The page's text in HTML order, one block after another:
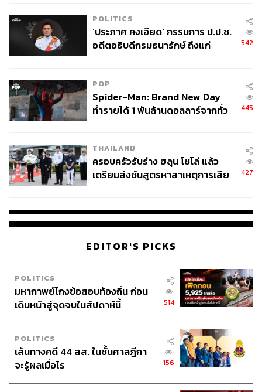
ปัญหาการทุจริต ขณะที่การเปิดตัวเพลงใหม่
เป็นความพยายามในการสื่อสารถึงเหตุผลในการอยู่ต่อ-ขอ
เวลา เพลงดังกล่าวยังเป็นครั้งแรกที่นายกฯ เขียนถึงคนร้าย
มาการันตีนายกฯ ประยุทธ์แล้วหลายคน ทั้งรองนายกฯ สมคิด
ที่มีข่าวว่าจะเป็นผู้นำพรรคนอมินีทหารในอนาคต ทั้ง ไพบูลย์
ยกฯ คนต่อไปเป็น พล.อ. ​ประยุทธ์ แต่ไม่มีเสียงการันตีใดจะดัง
และทรงพลังไปกว่า พล.อ. เปรม ที่กลับมาเป็นกองหนุน เพื่อน
และผู้สนับสนุนให้กับ พล.อ.​ ประยุทธ์
POLITICS
‘ประภาศ คงเอียด’ กรรมการ ป.ป.ช.
อดีตอธิบดีกรมธนารักษ์ ถึงแก่
542
POP
Spider-Man: Brand New Day
ทำรายได้ 1 พันล้านดอลลาร์จากทั่ว
445
THAILAND
ครอบครัวรับร่าง ฮลุน โซโล่ แล้ว
เตรียมส่งชันสูตรหาสาเหตุการเสีย
427
EDITOR'S PICKS
POLITICS
มหากาพย์โกงข้อสอบท้องถิ่น ก่อน
เดินหน้าสู่จุดจบในสัปดาห์นี้
514
POLITICS
เส้นทางคดี 44 สส. ในชั้นศาลฎีกา
จะรู้ผลเมื่อไร
156